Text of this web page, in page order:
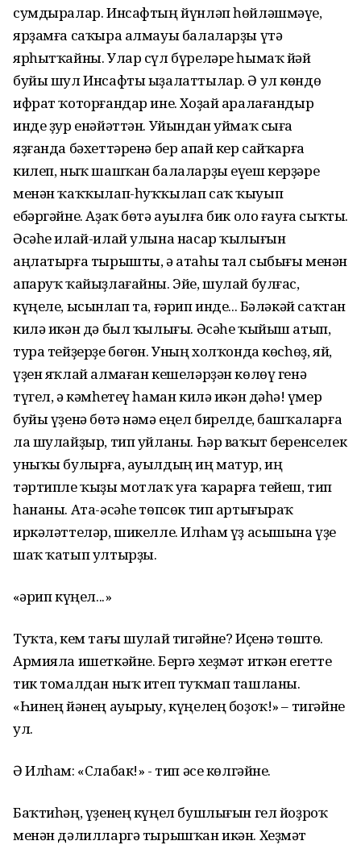
сумдыралар. Инсафтың йүнләп һөйләшмәүе,
ярҙамға саҡыра алмауы балаларҙы үтә
ярһытҡайны. Улар сүл бүреләре һымаҡ йәй
буйы шул Инсафты ыҙалаттылар. Ә ул көндө
ифрат ҡоторғандар ине. Хоҙай аралағандыр
инде ҙур енәйәттән. Уйындан уймаҡ сыға
яҙғанда бәхеттәренә бер апай кер сайҡарға
килеп, ныҡ шашҡан балаларҙы еүеш керҙәре
менән ҡаҡҡылап-һуҡҡылап саҡ ҡыуып
ебәргәйне. Аҙаҡ бөтә ауылға бик оло ғауға сыҡты.
Әсәһе илай-илай улына насар ҡылығын
аңлатырға тырышты, ә атаһы тал сыбығы менән
апаруҡ ҡайыҙлағайны. Эйе, шулай булғас,
күңеле, ысынлап та, ғәрип инде... Бәләкәй саҡтан
килә икән дә был ҡылығы. Әсәһе ҡыйыш атып,
тура тейҙерҙе бөгөн. Уның холҡонда көсһөҙ, яй,
үҙен яҡлай алмаған кешеләрҙән көлөү генә
түгел, ә кәмһетеү һаман килә икән дәһә! Ғүмер
буйы үҙенә бөтә нәмә еңел бирелде, башҡаларға
ла шулайҙыр, тип уйланы. Һәр ваҡыт беренселек
уныҡы булырға, ауылдың иң матур, иң
тәртипле ҡыҙы мотлаҡ уға ҡарарға тейеш, тип
һананы. Ата-әсәһе төпсөк тип артығыраҡ
иркәләттеләр, шикелле. Илһам үҙ асышына үҙе
шаҡ ҡатып ултырҙы.
«Ғәрип күңел...»
Туҡта, кем тағы шулай тигәйне? Иҫенә төштө.
Армияла ишеткәйне. Бергә хеҙмәт иткән егетте
тик томалдан ныҡ итеп туҡмап ташланы.
«Һинең йәнең ауырыу, күңелең боҙоҡ!» – тигәйне
ул.
Ә Илһам: «Слабак!» - тип әсе көлгәйне.
Баҡтиһәң, үҙенең күңел бушлығын гел йоҙроҡ
менән дәлилларгә тырышҡан икән. Хеҙмәт